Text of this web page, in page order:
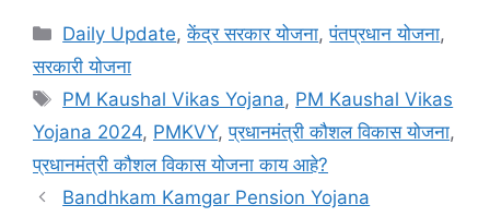
Categories
Daily Update,केंद्र सरकार योजना,पंतप्रधान योजना,
सरकारी योजना
Tags
PM Kaushal Vikas Yojana, PM Kaushal Vikas
Yojana 2024, PMKVY,प्रधानमंत्री कौशल विकास योजना,
प्रधानमंत्री कौशल विकास योजना काय आहे?
Bandhkam Kamgar Pension Yojana